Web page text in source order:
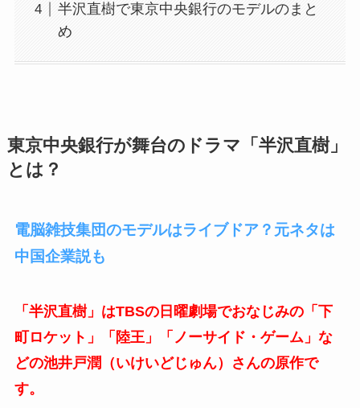
半沢直樹で東京中央銀行のモデルのまと
め
東京中央銀行が舞台のドラマ「半沢直樹」
とは？
電脳雑技集団のモデルはライブドア？元ネタは
中国企業説も
「半沢直樹」はTBSの日曜劇場でおなじみの「下
町ロケット」「陸王」「ノーサイド・ゲーム」な
どの池井戸潤（いけいどじゅん）さんの原作で
す。